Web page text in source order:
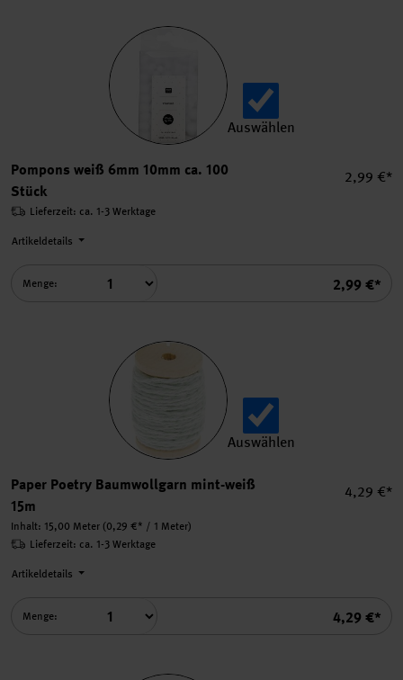
Auswählen
Pompons weiß 6mm 10mm ca. 100
Stück
2,99 €*
Summe
2,99 €*
Lieferzeit: ca. 1-3 Werktage
Artikeldetails
Menge:
Auswählen
Paper Poetry Baumwollgarn mint-weiß
15m
Inhalt: 15,00 Meter (0,29 €* / 1 Meter)
4,29 €*
Summe
4,29 €*
Lieferzeit: ca. 1-3 Werktage
Artikeldetails
Menge: